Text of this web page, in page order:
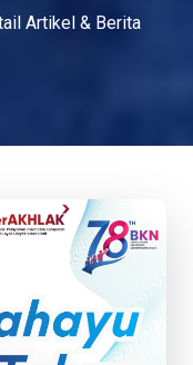
Artikel & Berita